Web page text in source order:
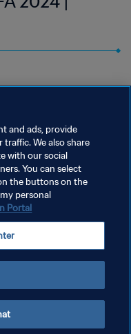
UEFA y vota en el
and ads, provide
traffic. We also share
with our social
You can select
the buttons on the
personal
Portal